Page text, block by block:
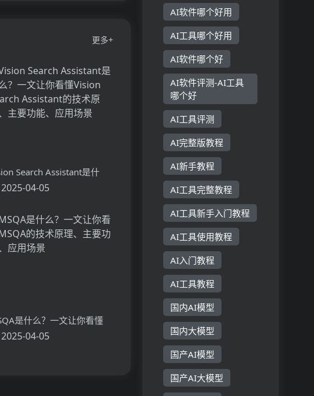
更多+
Search Assistant是什
一文让你看懂Vision
功能、应用场景
2025-04-05
是什么？一文让你看懂
的技术原理、主要功能、
2025-04-05
AI软件哪个好用
AI工具哪个好用
AI软件哪个好
AI软件评测-AI工具
哪个好
AI工具评测
AI完整版教程
AI新手教程
AI工具完整教程
AI工具新手入门教程
AI工具使用教程
AI入门教程
AI工具教程
国内AI模型
国内大模型
国产AI模型
国产AI大模型